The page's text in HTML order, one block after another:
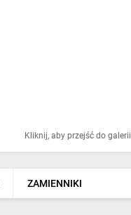
Kliknij, aby przejść do galerii
ZAMIENNIKI